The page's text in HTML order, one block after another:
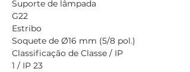
Suporte de lâmpada
G22
Estribo
Soquete de Ø16 mm (5/8 pol.)
Classificação de Classe / IP
1 / IP 23